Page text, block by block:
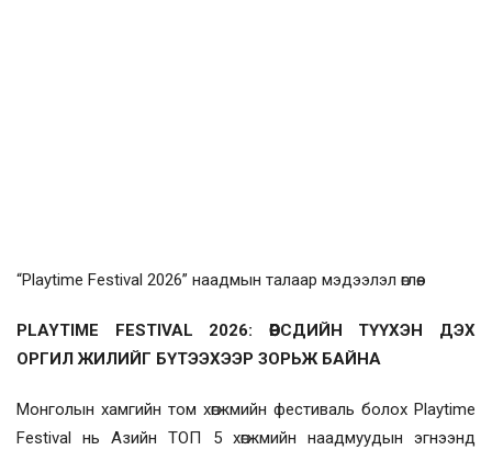
“Playtime Festival 2026” наадмын талаар мэдээлэл өглөө.
PLAYTIME FESTIVAL 2026: ӨӨРСДИЙН ТҮҮХЭН ДЭХ
ОРГИЛ ЖИЛИЙГ БҮТЭЭХЭЭР ЗОРЬЖ БАЙНА
Монголын хамгийн том хөгжмийн фестиваль болох Playtime
Festival нь Азийн ТОП 5 хөгжмийн наадмуудын эгнээнд